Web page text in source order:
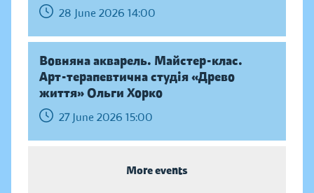
28 June 2026 14:00
Вовняна акварель. Майстер-клас.
Арт-терапевтична студія «Древо
життя» Ольги Хорко
27 June 2026 15:00
More events